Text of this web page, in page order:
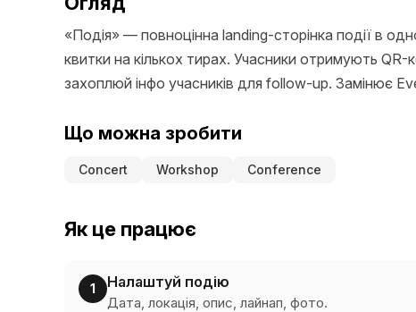
«Подія» — повноцінна landing-сторінка події в
квитки на кількох тирах. Учасники отримують
захоплюй інфо учасників для follow-up. Замінює
Що можна зробити
Concert Workshop Conference
Як це працює
1 Налаштуй подію
Дата, локація, опис, лайнап, фото.